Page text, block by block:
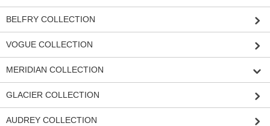
BELFRY COLLECTION
VOGUE COLLECTION
MERIDIAN COLLECTION
GLACIER COLLECTION
AUDREY COLLECTION